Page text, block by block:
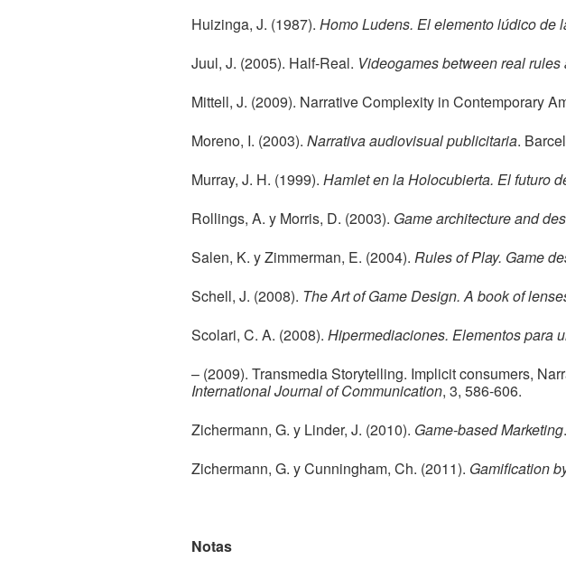
Huizinga, J. (1987). Homo Ludens. El elemento lúdico de
Juul, J. (2005). Half-Real. Videogames between real
Mittell, J. (2009). Narrative Complexity in Contemporary
Moreno, I. (2003). Narrativa audiovisual publicitaria.
Murray, J. H. (1999). Hamlet en la Holocubierta. El futuro
Rollings, A. y Morris, D. (2003). Game architecture and
Salen, K. y Zimmerman, E. (2004). Rules of Play. Game
Schell, J. (2008). The Art of Game Design. A book of
Scolari, C. A. (2008). Hipermediaciones. Elementos para
– (2009). Transmedia Storytelling. Implicit consumers,
International Journal of Communication, 3, 586-606.
Zichermann, G. y Linder, J. (2010). Game-based Marketing
Zichermann, G. y Cunningham, Ch. (2011). Gamification
Notas